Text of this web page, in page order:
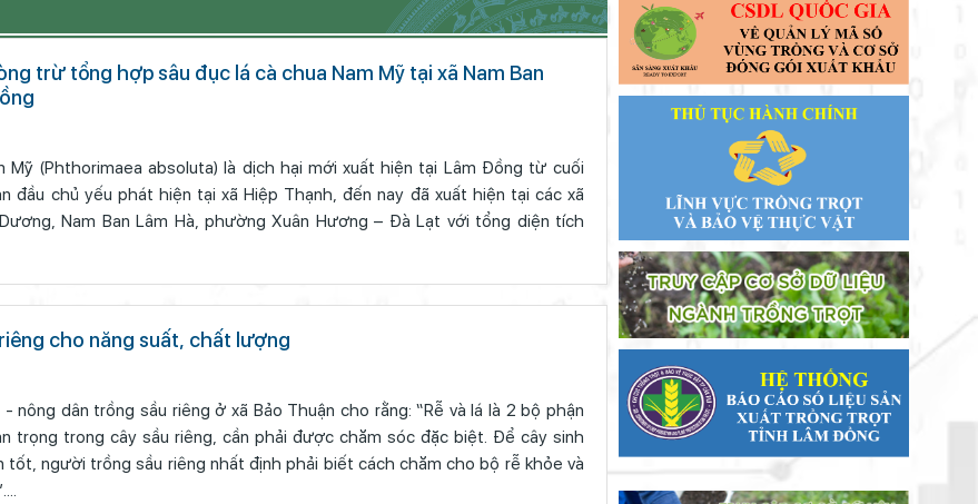
tổng hợp sâu đục lá cà chua Nam Mỹ tại xã Nam Ban
Mỹ (Phthorimaea absoluta) là dịch hại mới xuất hiện tại Lâm Đồng từ cuối
đầu chủ yếu phát hiện tại xã Hiệp Thạnh, đến nay đã xuất hiện tại các xã
Nam Ban Lâm Hà, phường Xuân Hương – Đà Lạt với tổng diện tích
cho năng suất, chất lượng
- nông dân trồng sầu riêng ở xã Bảo Thuận cho rằng: “Rễ và lá là 2 bộ phận
trọng trong cây sầu riêng, cần phải được chăm sóc đặc biệt. Để cây sinh
người trồng sầu riêng nhất định phải biết cách chăm cho bộ rễ khỏe và